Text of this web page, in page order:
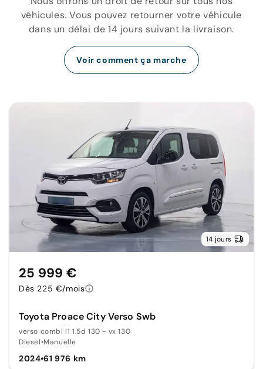
véhicules. Vous pouvez retourner votre véhicule
dans un délai de 14 jours suivant la livraison.
Voir comment ça marche
14 jours
Toyota Proace City Verso Swb
verso combi l1 1.5d 130 - vx 130
Diesel•Manuelle
2024•61 976 km
25 999 €
Dès 225 €/mois